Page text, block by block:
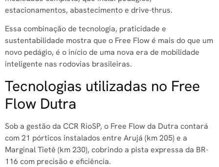
estacionamentos, abastecimento e drive-thrus.
Essa combinação de tecnologia, praticidade e
sustentabilidade mostra que o Free Flow é mais do que um
novo pedágio, é o início de uma nova era de mobilidade
inteligente nas rodovias brasileiras.
Tecnologias utilizadas no Free
Flow Dutra
Sob a gestão da CCR RioSP, o Free Flow da Dutra contará
com 21 pórticos instalados entre Arujá (km 205) e a
Marginal Tietê (km 230), cobrindo a pista expressa da BR-
116 com precisão e eficiência.